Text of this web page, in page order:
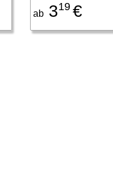
ab 319 €